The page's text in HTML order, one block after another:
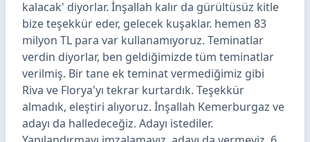
kalacak' diyorlar. İnşallah kalır da gürültüsüz kitle
bize teşekkür eder, gelecek kuşaklar. hemen 83
milyon TL para var kullanamıyoruz. Teminatlar
verdin diyorlar, ben geldiğimizde tüm teminatlar
verilmiş. Bir tane ek teminat vermediğimiz gibi
Riva ve Florya'yı tekrar kurtardık. Teşekkür
almadık, eleştiri alıyoruz. İnşallah Kemerburgaz ve
adayı da halledeceğiz. Adayı istediler.